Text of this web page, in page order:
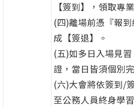
【簽到】，領取專
(四)離場前憑『報
成【簽退】。
(五)如多日入場見
證，當日皆須個別
(六)大會將依簽到/
至公務人員終身學